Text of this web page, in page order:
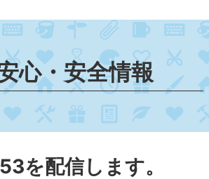
心・安全情報
を配信します。